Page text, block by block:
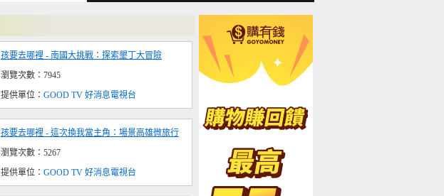
孩要去哪裡 - 南國大挑戰：探索墾丁大冒險
瀏覽次數：7945
提供單位： GOOD TV 好消息電視台
孩要去哪裡 - 這次換我當主角：場景高雄微旅行
瀏覽次數：5267
提供單位： GOOD TV 好消息電視台